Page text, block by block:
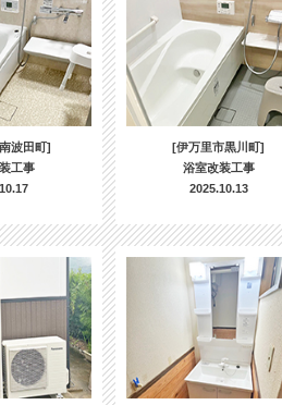
波田町]
工事
[伊万里市黒川町]
浴室改装工事
2025.10.13